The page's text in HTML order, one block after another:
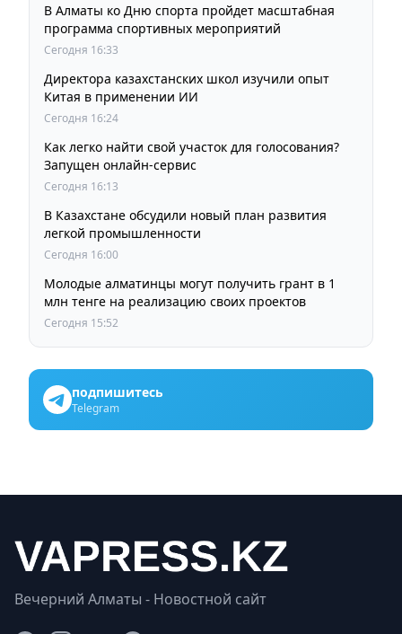
В Алматы ко Дню спорта пройдет масштабная
программа спортивных мероприятий
Сегодня 16:33
Директора казахстанских школ изучили опыт
Китая в применении ИИ
Сегодня 16:24
Как легко найти свой участок для голосования?
Запущен онлайн-сервис
Сегодня 16:13
В Казахстане обсудили новый план развития
легкой промышленности
Сегодня 16:00
Молодые алматинцы могут получить грант в 1
млн тенге на реализацию своих проектов
Сегодня 15:52
подпишитесь
Telegram
Вечерний Алматы - Новостной сайт